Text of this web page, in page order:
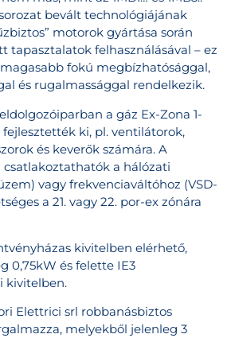
bevált technológiájának
motorok gyártása során
tapasztalatok felhasználásával – ez
fokú megbízhatósággal,
és rugalmassággal rendelkezik.
a gáz Ex-Zona 1-
ki, pl. ventilátorok,
és keverők számára. A
a hálózati
vagy frekvenciaváltóhoz (VSD-
a 21. vagy 22. por-ex zónára
kivitelben elérhető,
0,75kW és felette IE3
kivitelben.
Elettrici srl robbanásbiztos
melyekből jelenleg 3